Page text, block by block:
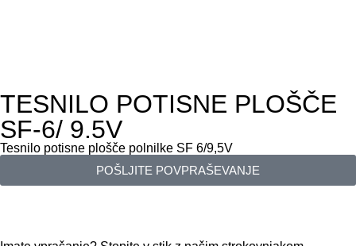
TESNILO POTISNE PLOŠČE
SF-6/ 9.5V
Tesnilo potisne plošče polnilke SF 6/9,5V
POŠLJITE POVPRAŠEVANJE